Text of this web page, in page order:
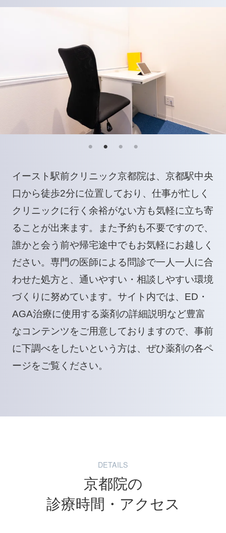
イースト駅前クリニック京都院は、京都駅中央
口から徒歩2分に位置しており、仕事が忙しく
クリニックに行く余裕がない方も気軽に立ち寄
ることが出来ます。また予約も不要ですので、
誰かと会う前や帰宅途中でもお気軽にお越しく
ださい。専門の医師による問診で一人一人に合
わせた処方と、通いやすい・相談しやすい環境
づくりに努めています。サイト内では、ED・
AGA治療に使用する薬剤の詳細説明など豊富
なコンテンツをご用意しておりますので、事前
に下調べをしたいという方は、ぜひ薬剤の各ペ
ージをご覧ください。
DETAILS
京都院の
診療時間・アクセス